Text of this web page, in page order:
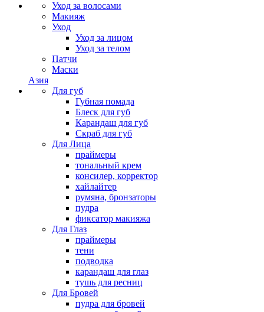
Уход за волосами
Макияж
Уход
Уход за лицом
Уход за телом
Патчи
Маски
Азия
Для губ
Губная помада
Блеск для губ
Карандаш для губ
Скраб для губ
Для Лица
праймеры
тональный крем
консилер, корректор
хайлайтер
румяна, бронзаторы
пудра
фиксатор макияжа
Для Глаз
праймеры
тени
подводка
карандаш для глаз
тушь для ресниц
Для Бровей
пудра для бровей